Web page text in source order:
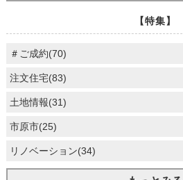
【特集】
＃ご成約(70)
注文住宅(83)
土地情報(31)
市原市(25)
リノベーション(34)